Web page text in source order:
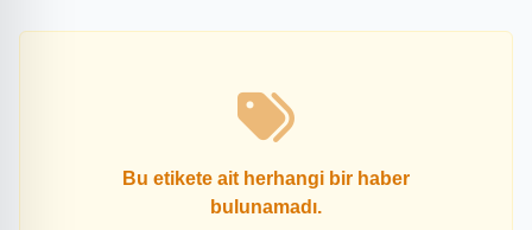
Bu etikete ait herhangi bir haber
bulunamadı.